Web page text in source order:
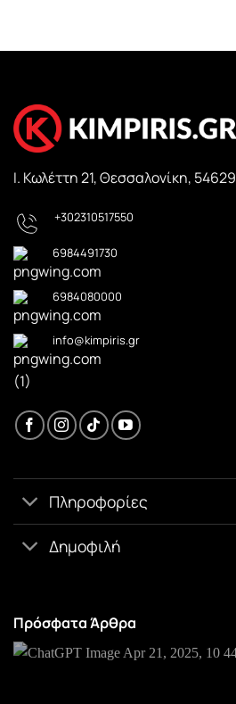
Ι. Κωλέττη 21, Θεσσαλονίκη, 54629
+302310517550
6984491730
6984080000
info@kimpiris.gr
Πληροφορίες
Δημοφιλή
Πρόσφατα Άρθρα